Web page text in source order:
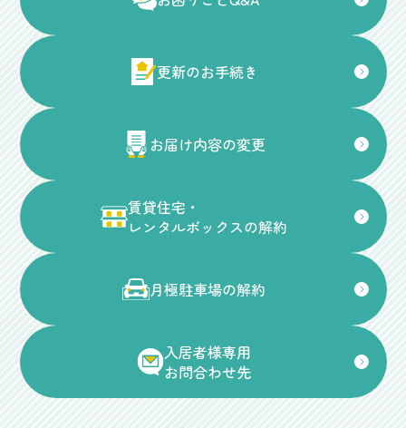
更新のお手続き
お届け内容の変更
賃貸住宅・
レンタルボックスの解約
月極駐車場の解約
入居者様専用
お問合わせ先